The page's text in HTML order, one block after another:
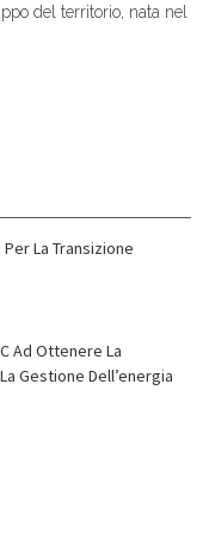
del territorio, nata nel
Per La Transizione
Ad Ottenere La
Gestione Dell’energia